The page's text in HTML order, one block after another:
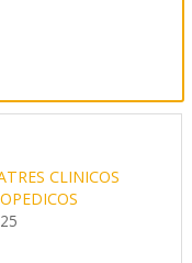
CLINICOS